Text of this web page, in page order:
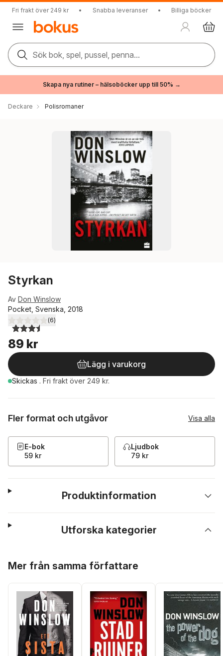
Fri frakt över 249 kr • Snabba leveranser • Billiga böcker
Sök bok, spel, pussel, penna...
Skapa nya rutiner – hälsoböcker upp till 50% →
Deckare Polisromaner
Styrkan
Av Don Winslow
Pocket, Svenska, 2018
3,5utav 5 stjärnor. Totalt antal röster:
(6)
89 kr
Lägg i varukorg
Skickas . Fri frakt över 249 kr.
Fler format och utgåvor Visa alla
E-bok
59 kr
Ljudbok
79 kr
Produktinformation
Utforska kategorier
Mer från samma författare